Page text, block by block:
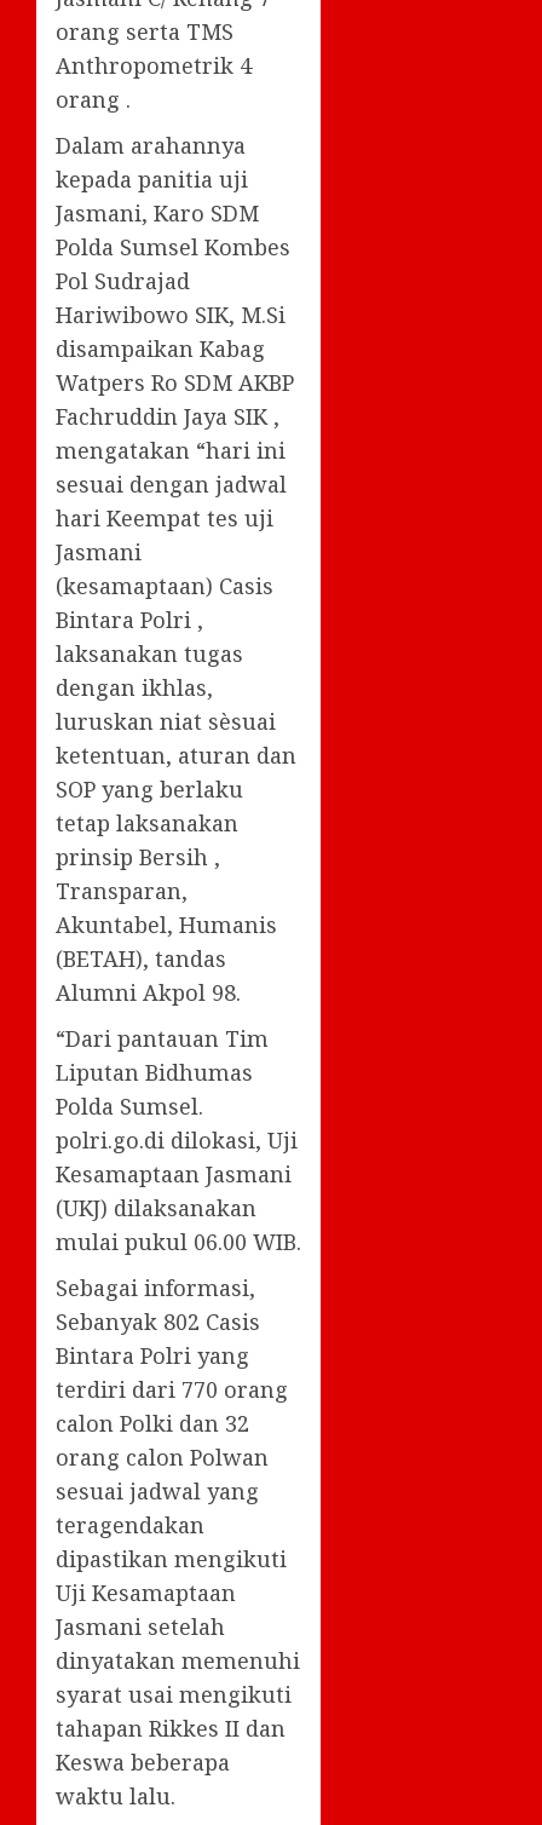
orang serta TMS
Anthropometrik 4
orang .
Dalam arahannya
kepada panitia uji
Jasmani, Karo SDM
Polda Sumsel Kombes
Pol Sudrajad
Hariwibowo SIK, M.Si
disampaikan Kabag
Watpers Ro SDM AKBP
Fachruddin Jaya SIK ,
mengatakan “hari ini
sesuai dengan jadwal
hari Keempat tes uji
Jasmani
(kesamaptaan) Casis
Bintara Polri ,
laksanakan tugas
dengan ikhlas,
luruskan niat sèsuai
ketentuan, aturan dan
SOP yang berlaku
tetap laksanakan
prinsip Bersih ,
Transparan,
Akuntabel, Humanis
(BETAH), tandas
Alumni Akpol 98.
“Dari pantauan Tim
Liputan Bidhumas
Polda Sumsel.
polri.go.di dilokasi, Uji
Kesamaptaan Jasmani
(UKJ) dilaksanakan
mulai pukul 06.00 WIB.
Sebagai informasi,
Sebanyak 802 Casis
Bintara Polri yang
terdiri dari 770 orang
calon Polki dan 32
orang calon Polwan
sesuai jadwal yang
teragendakan
dipastikan mengikuti
Uji Kesamaptaan
Jasmani setelah
dinyatakan memenuhi
syarat usai mengikuti
tahapan Rikkes II dan
Keswa beberapa
waktu lalu.